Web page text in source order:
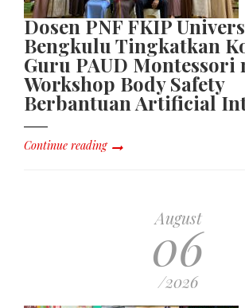
Dosen PNF FKIP
Bengkulu Tingkatkan
Guru PAUD Montessori
Workshop Body Safety
Berbantuan Artificial
Continue reading
August
06
/2026